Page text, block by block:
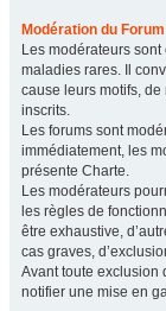
Modération du Forum
Les modérateurs
maladies rares. Il
cause leurs motifs,
inscrits.
Les forums sont
immédiatement, les
présente Charte.
Les modérateurs
les règles de
être exhaustive,
cas graves,
Avant toute exclusion
notifier une mise en